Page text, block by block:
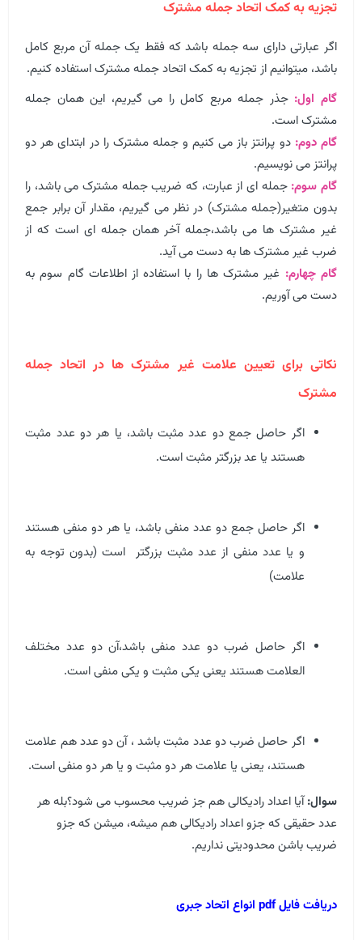
تجزیه به کمک اتحاد جمله مشترک
اگر عبارتی دارای سه جمله باشد که فقط یک جمله آن مربع کامل
باشد، میتوانیم از تجزیه به کمک اتحاد جمله مشترک استفاده کنیم.
گام اول: جذر جمله مربع کامل را می گیریم، این همان جمله
مشترک است.
گام دوم: دو پرانتز باز می کنیم و جمله مشترک را در ابتدای هر دو
پرانتز می نویسیم.
گام سوم: جمله ای از عبارت، که ضریب جمله مشترک می باشد، را
بدون متغیر(جمله مشترک) در نظر می گیریم، مقدار آن برابر جمع
غیر مشترک ها می باشد،جمله آخر همان جمله ای است که از
ضرب غیر مشترک ها به دست می آید.
گام چهارم: غیر مشترک ها را با استفاده از اطلاعات گام سوم به
دست می آوریم.
نکاتی برای تعیین علامت غیر مشترک ها در اتحاد جمله
مشترک
اگر حاصل جمع دو عدد مثبت باشد، یا هر دو عدد مثبت
هستند یا عد بزرگتر مثبت است.
اگر حاصل جمع دو عدد منفی باشد، یا هر دو منفی هستند
و یا عدد منفی از عدد مثبت بزرگتر است (بدون توجه به
علامت)
اگر حاصل ضرب دو عدد منفی باشد،آن دو عدد مختلف
العلامت هستند یعنی یکی مثبت و یکی منفی است.
اگر حاصل ضرب دو عدد مثبت باشد ، آن دو عدد هم علامت
هستند، یعنی یا علامت هر دو مثبت و یا هر دو منفی است.
سوال:آیا اعداد رادیکالی هم جز ضریب محسوب می شود؟بله هر
عدد حقیقی که جزو اعداد رادیکالی هم میشه، میشن که جزو
ضریب باشن محدودیتی نداریم.
دریافت فایل pdf انواع اتحاد جبری